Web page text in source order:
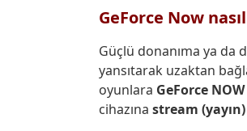
GeForce Now
Güçlü donanıma ya da
yansıtarak uzaktan
oyunlara GeForce
cihazına stream